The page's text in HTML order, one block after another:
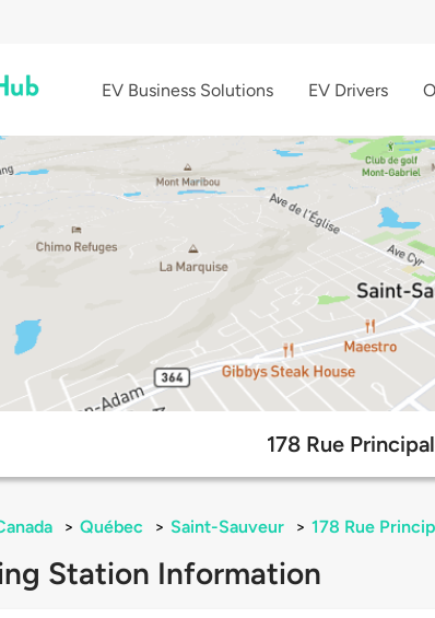
EV Business Solutions EV Drivers
178 Rue
> Québec > Saint-Sauveur > 178 Rue
Station Information